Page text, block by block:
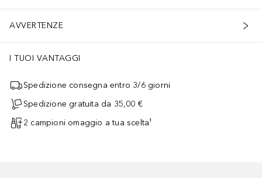
AVVERTENZE
I TUOI VANTAGGI
Spedizione consegna entro 3/6 giorni
Spedizione gratuita da 35,00 €
2 campioni omaggio a tua scelta¹